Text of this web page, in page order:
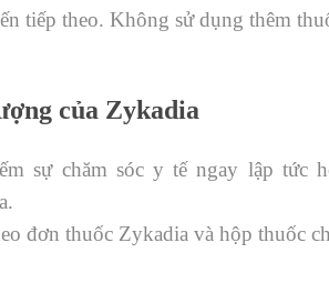
​​tiếp theo. Không sử dụng thêm
của Zykadia
sự chăm sóc y tế ngay lập tức
đơn thuốc Zykadia và hộp thuốc